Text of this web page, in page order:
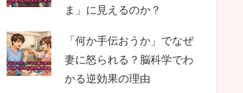
ま」に見えるのか？
「何か手伝おうか」でなぜ
妻に怒られる？脳科学でわ
かる逆効果の理由